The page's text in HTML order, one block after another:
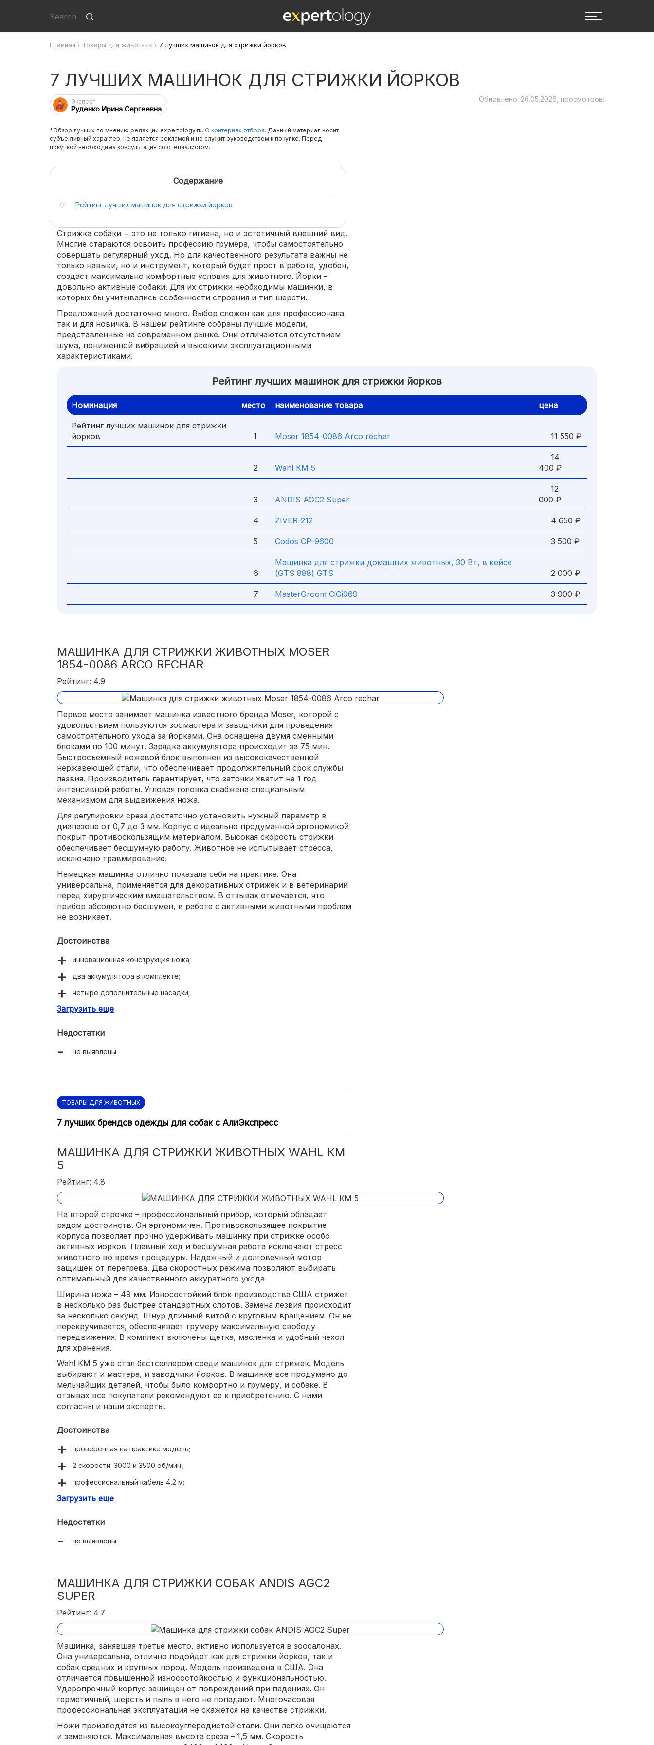
Главная \ Товары для животных \ 7 лучших машинок для стрижки йорков
7 ЛУЧШИХ МАШИНОК ДЛЯ СТРИЖКИ ЙОРКОВ
Эксперт
Руденко Ирина Сергеевна
Обновлено: 26.05.2026, просмотров:
*Обзор лучших по мнению редакции expertology.ru. О критериях отбора. Данный материал носит
субъективный характер, не является рекламой и не служит руководством к покупке. Перед
покупкой необходима консультация со специалистом.
Содержание
Рейтинг лучших машинок для стрижки йорков
Стрижка собаки − это не только гигиена, но и эстетичный внешний вид.
Многие стараются освоить профессию грумера, чтобы самостоятельно
совершать регулярный уход. Но для качественного результата важны не
только навыки, но и инструмент, который будет прост в работе, удобен,
создаст максимально комфортные условия для животного. Йорки –
довольно активные собаки. Для их стрижки необходимы машинки, в
которых бы учитывались особенности строения и тип шерсти.
Предложений достаточно много. Выбор сложен как для профессионала,
так и для новичка. В нашем рейтинге собраны лучшие модели,
представленные на современном рынке. Они отличаются отсутствием
шума, пониженной вибрацией и высокими эксплуатационными
характеристиками.
Рейтинг лучших машинок для стрижки йорков
Номинация место наименование товара цена
Рейтинг лучших машинок для стрижки
йорков
1 Moser 1854-0086 Arco rechar 11 550 ₽
2 Wahl КМ 5
14
400 ₽
3 ANDIS AGC2 Super
12
000 ₽
4 ZIVER-212 4 650 ₽
5 Codos CP-9600 3 500 ₽
6
Машинка для стрижки домашних животных, 30 Вт, в кейсе
(GTS 888) GTS
2 000 ₽
7 MasterGroom CiGi969 3 900 ₽
МАШИНКА ДЛЯ СТРИЖКИ ЖИВОТНЫХ MOSER
1854-0086 ARCO RECHAR
Рейтинг: 4.9
Первое место занимает машинка известного бренда Moser, которой с
удовольствием пользуются зоомастера и заводчики для проведения
самостоятельного ухода за йорками. Она оснащена двумя сменными
блоками по 100 минут. Зарядка аккумулятора происходит за 75 мин.
Быстросъемный ножевой блок выполнен из высококачественной
нержавеющей стали, что обеспечивает продолжительный срок службы
лезвия. Производитель гарантирует, что заточки хватит на 1 год
интенсивной работы. Угловая головка снабжена специальным
механизмом для выдвижения ножа.
Для регулировки среза достаточно установить нужный параметр в
диапазоне от 0,7 до 3 мм. Корпус с идеально продуманной эргономикой
покрыт противоскользящим материалом. Высокая скорость стрижки
обеспечивает бесшумную работу. Животное не испытывает стресса,
исключено травмирование.
Немецкая машинка отлично показала себя на практике. Она
универсальна, применяется для декоративных стрижек и в ветеринарии
перед хирургическим вмешательством. В отзывах отмечается, что
прибор абсолютно бесшумен, в работе с активными животными проблем
не возникает.
Достоинства
инновационная конструкция ножа;
два аккумулятора в комплекте;
четыре дополнительные насадки;
встроенная защита от перегрузки.
Загрузить еще
Недостатки
не выявлены.
ТОВАРЫ ДЛЯ ЖИВОТНЫХ
7 лучших брендов одежды для собак с АлиЭкспресс
МАШИНКА ДЛЯ СТРИЖКИ ЖИВОТНЫХ WAHL КМ
5
Рейтинг: 4.8
На второй строчке – профессиональный прибор, который обладает
рядом достоинств. Он эргономичен. Противоскользящее покрытие
корпуса позволяет прочно удерживать машинку при стрижке особо
активных йорков. Плавный ход и бесшумная работа исключают стресс
животного во время процедуры. Надежный и долговечный мотор
защищен от перегрева. Два скоростных режима позволяют выбирать
оптимальный для качественного аккуратного ухода.
Ширина ножа – 49 мм. Износостойкий блок производства США стрижет
в несколько раз быстрее стандартных слотов. Замена лезвия происходит
за несколько секунд. Шнур длинный витой с круговым вращением. Он не
перекручивается, обеспечивает грумеру максимальную свободу
передвижения. В комплект включены щетка, масленка и удобный чехол
для хранения.
Wahl КМ 5 уже стал бестселлером среди машинок для стрижек. Модель
выбирают и мастера, и заводчики йорков. В машинке все продумано до
мельчайших деталей, чтобы было комфортно и грумеру, и собаке. В
отзывах все покупатели рекомендуют ее к приобретению. С ними
согласны и наши эксперты.
Достоинства
проверенная на практике модель;
2 скорости: 3000 и 3500 об/мин.;
профессиональный кабель 4,2 м;
герметичный нескользящий корпус.
Загрузить еще
Недостатки
не выявлены.
МАШИНКА ДЛЯ СТРИЖКИ СОБАК ANDIS AGC2
SUPER
Рейтинг: 4.7
Машинка, занявшая третье место, активно используется в зоосалонах.
Она универсальна, отлично подойдет как для стрижки йорков, так и
собак средних и крупных пород. Модель произведена в США. Она
отличается повышенной износостойкостью и функциональностью.
Ударопрочный корпус защищен от повреждений при падениях. Он
герметичный, шерсть и пыль в него не попадают. Многочасовая
профессиональная эксплуатация не скажется на качестве стрижки.
Ножи производятся из высокоуглеродистой стали. Они легко очищаются
и заменяются. Максимальная высота среза – 1,5 мм. Скорость